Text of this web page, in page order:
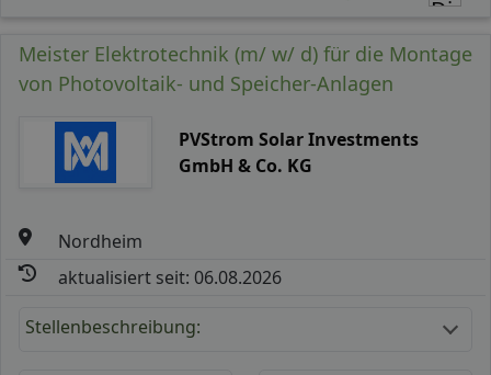
Meister Elektrotechnik (m/ w/ d) für die Montage
von Photovoltaik- und Speicher-Anlagen
PVStrom Solar Investments
GmbH & Co. KG
Nordheim
aktualisiert seit: 06.08.2026
Stellenbeschreibung: